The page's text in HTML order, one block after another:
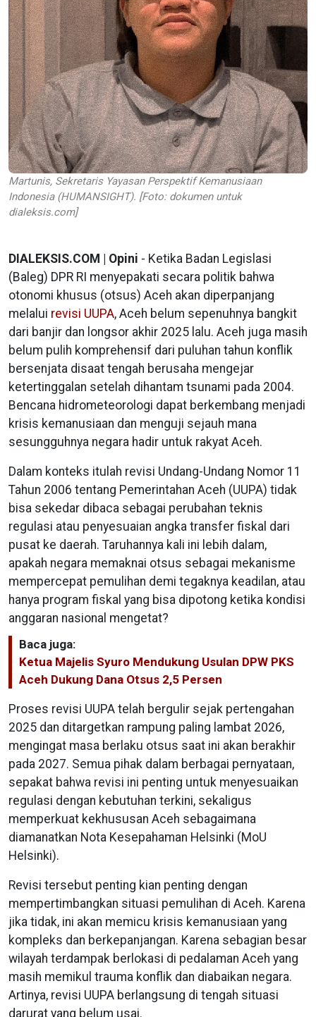
Martunis, Sekretaris Yayasan Perspektif Kemanusiaan
Indonesia (HUMANSIGHT). [Foto: dokumen untuk
dialeksis.com]
DIALEKSIS.COM | Opini - Ketika Badan Legislasi
(Baleg) DPR RI menyepakati secara politik bahwa
otonomi khusus (otsus) Aceh akan diperpanjang
melalui revisi UUPA, Aceh belum sepenuhnya bangkit
dari banjir dan longsor akhir 2025 lalu. Aceh juga masih
belum pulih komprehensif dari puluhan tahun konflik
bersenjata disaat tengah berusaha mengejar
ketertinggalan setelah dihantam tsunami pada 2004.
Bencana hidrometeorologi dapat berkembang menjadi
krisis kemanusiaan dan menguji sejauh mana
sesungguhnya negara hadir untuk rakyat Aceh.
Dalam konteks itulah revisi Undang-Undang Nomor 11
Tahun 2006 tentang Pemerintahan Aceh (UUPA) tidak
bisa sekedar dibaca sebagai perubahan teknis
regulasi atau penyesuaian angka transfer fiskal dari
pusat ke daerah. Taruhannya kali ini lebih dalam,
apakah negara memaknai otsus sebagai mekanisme
mempercepat pemulihan demi tegaknya keadilan, atau
hanya program fiskal yang bisa dipotong ketika kondisi
anggaran nasional mengetat?
Baca juga:
Ketua Majelis Syuro Mendukung Usulan DPW PKS
Aceh Dukung Dana Otsus 2,5 Persen
Proses revisi UUPA telah bergulir sejak pertengahan
2025 dan ditargetkan rampung paling lambat 2026,
mengingat masa berlaku otsus saat ini akan berakhir
pada 2027. Semua pihak dalam berbagai pernyataan,
sepakat bahwa revisi ini penting untuk menyesuaikan
regulasi dengan kebutuhan terkini, sekaligus
memperkuat kekhususan Aceh sebagaimana
diamanatkan Nota Kesepahaman Helsinki (MoU
Helsinki).
Revisi tersebut penting kian penting dengan
mempertimbangkan situasi pemulihan di Aceh. Karena
jika tidak, ini akan memicu krisis kemanusiaan yang
kompleks dan berkepanjangan. Karena sebagian besar
wilayah terdampak berlokasi di pedalaman Aceh yang
masih memikul trauma konflik dan diabaikan negara.
Artinya, revisi UUPA berlangsung di tengah situasi
darurat yang belum usai.